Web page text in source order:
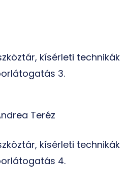
kísérleti technikák
3.
Teréz
kísérleti technikák
4.